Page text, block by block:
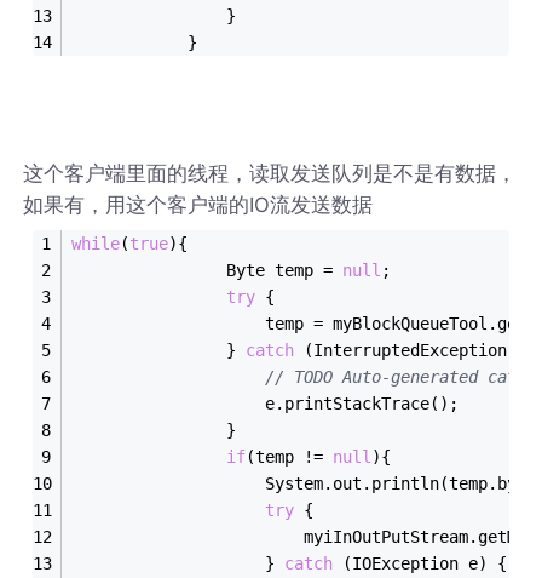
				}
			}
这个客户端里面的线程，读取发送队列是不是有数据，
如果有，用这个客户端的IO流发送数据
while(true){
				Byte temp =
null ;
try {
temp =
				}
catch (InterruptedException
// TODO Auto-generated
					e.printStackTrace();
				}
if(temp != null ){
try {
					}
catch (IOException e) {